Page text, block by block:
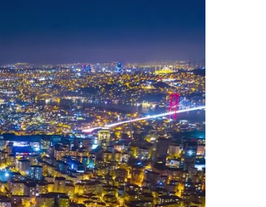
تبلغ
خيارات من
العقارات تبدأ من 1+1 وحتى 4+1، وبحيث تبدأ المساحات من 75 م2 حتى 217 م2